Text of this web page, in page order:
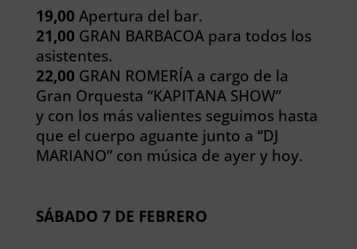
19,00 Apertura del bar.
21,00 GRAN BARBACOA para todos los
asistentes.
22,00 GRAN ROMERÍA a cargo de la
Gran Orquesta “KAPITANA SHOW”
y con los más valientes seguimos hasta
que el cuerpo aguante junto a “DJ
MARIANO” con música de ayer y hoy.
SÁBADO 7 DE FEBRERO